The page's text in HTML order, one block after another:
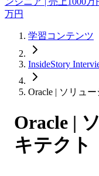
万円
学習コンテンツ
InsideStory
Oracle | ソリュ
Oracle |
キテクト